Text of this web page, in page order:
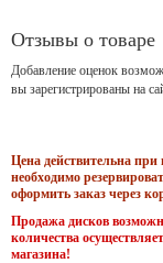
Отзывы о товаре
Добавление оценок
вы зарегистрированы на
Цена действительна при
необходимо
оформить заказ через
Продажа дисков
количества
магазина!